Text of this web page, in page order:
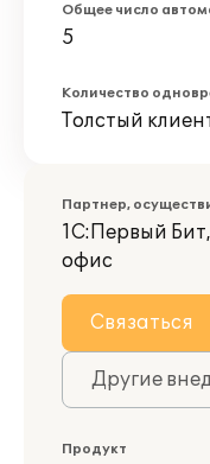
Общее число
5
Количество
Толстый
Партнер,
1С:Первый
офис
Связаться
Другие
Продукт